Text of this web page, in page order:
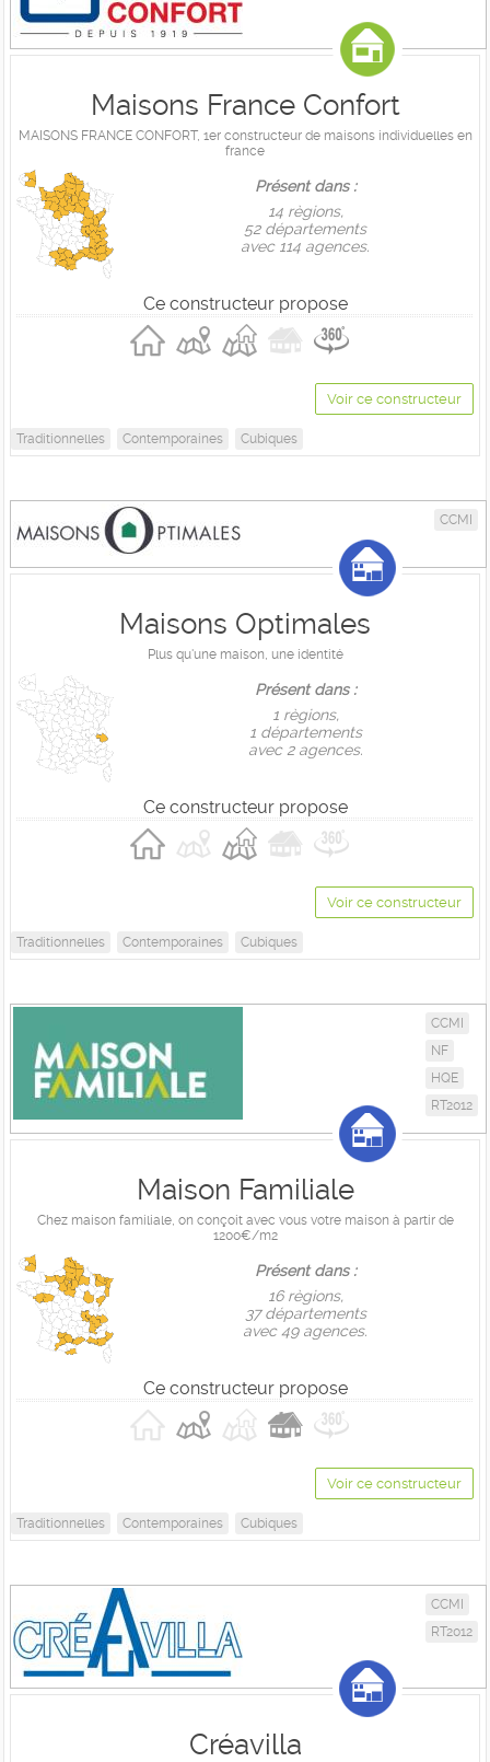
Maisons France Confort
MAISONS FRANCE CONFORT, 1er constructeur de maisons individuelles en
france
Présent dans :
14 règions,
52 départements
avec 114 agences.
Ce constructeur propose
Voir ce constructeur
Traditionnelles Contemporaines Cubiques
CCMI
Maisons Optimales
Plus qu'une maison, une identité
Présent dans :
1 règions,
1 départements
avec 2 agences.
Ce constructeur propose
Voir ce constructeur
Traditionnelles Contemporaines Cubiques
CCMI
NF
HQE
RT2012
Maison Familiale
Chez maison familiale, on conçoit avec vous votre maison à partir de
1200€/m2
Présent dans :
16 règions,
37 départements
avec 49 agences.
Ce constructeur propose
Voir ce constructeur
Traditionnelles Contemporaines Cubiques
CCMI
RT2012
Créavilla